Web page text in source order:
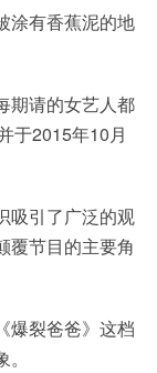
涂有香蕉泥的地
期请的女艺人都
于2015年10月
吸引了广泛的观
覆节目的主要角
爆裂爸爸》这档